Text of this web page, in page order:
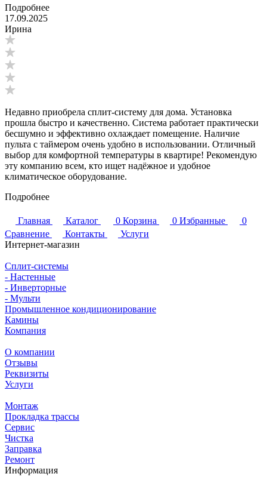
Подробнее
17.09.2025
Ирина
Недавно приобрела сплит-систему для дома. Установка
прошла быстро и качественно. Система работает практически
бесшумно и эффективно охлаждает помещение. Наличие
пульта с таймером очень удобно в использовании. Отличный
выбор для комфортной температуры в квартире! Рекомендую
эту компанию всем, кто ищет надёжное и удобное
климатическое оборудование.
Подробнее
Главная Каталог 0 Корзина 0 Избранные
0
Сравнение
Контакты
Услуги
Интернет-магазин
Сплит-системы
- Настенные
- Инверторные
- Мульти
Промышленное кондиционирование
Камины
Компания
О компании
Отзывы
Реквизиты
Услуги
Монтаж
Прокладка трассы
Сервис
Чистка
Заправка
Ремонт
Информация